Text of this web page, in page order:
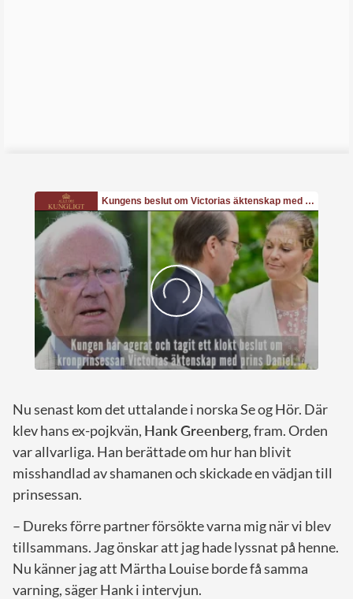
Nu senast kom det uttalande i norska Se og Hör. Där
klev hans ex-pojkvän, Hank Greenberg, fram. Orden
var allvarliga. Han berättade om hur han blivit
misshandlad av shamanen och skickade en vädjan till
prinsessan.
– Dureks förre partner försökte varna mig när vi blev
tillsammans. Jag önskar att jag hade lyssnat på henne.
Nu känner jag att Märtha Louise borde få samma
varning, säger Hank i intervjun.